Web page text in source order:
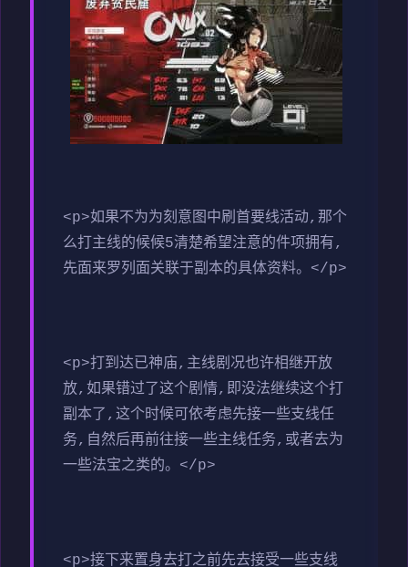
<p>如果不为为刻意图中刷首要线活动,那个
么打主线的候候5清楚希望注意的件项拥有,
先面来罗列面关联于副本的具体资料。</p>
<p>打到达已神庙,主线剧况也许相继开放
放,如果错过了这个剧情,即没法继续这个打
副本了,这个时候可依考虑先接一些支线任
务,自然后再前往接一些主线任务,或者去为
一些法宝之类的。</p>
<p>接下来置身去打之前先去接受一些支线